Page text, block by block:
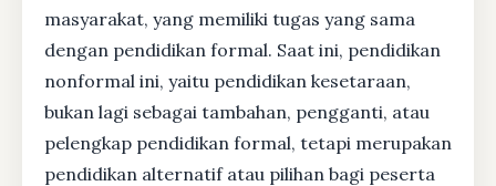
masyarakat, yang memiliki tugas yang sama
dengan pendidikan formal. Saat ini, pendidikan
nonformal ini, yaitu pendidikan kesetaraan,
bukan lagi sebagai tambahan, pengganti, atau
pelengkap pendidikan formal, tetapi merupakan
pendidikan alternatif atau pilihan bagi peserta